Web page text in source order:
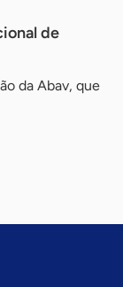
de
da Abav, que